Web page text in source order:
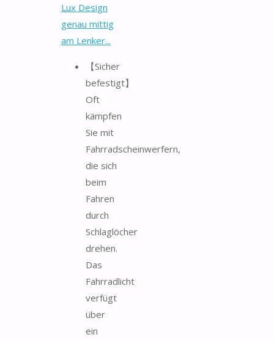
Lux Design
genau mittig
am Lenker...
【Sicher
befestigt】
Oft
kämpfen
Sie mit
Fahrradscheinwerfern,
die sich
beim
Fahren
durch
Schlaglöcher
drehen.
Das
Fahrradlicht
verfügt
über
ein